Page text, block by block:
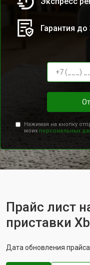
Гарантия до
Нажимая на кнопку
моих персональных
Прайс лист
приставки
Дата обновления